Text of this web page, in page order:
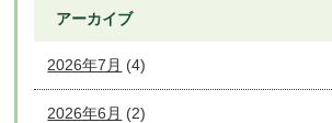
アーカイブ
2026年7月 (4)
2026年6月 (2)